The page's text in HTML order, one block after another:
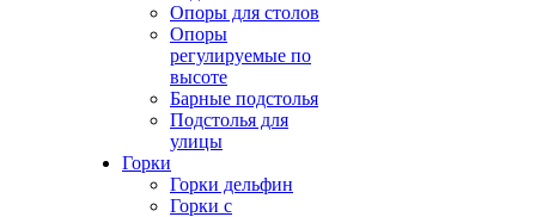
Опоры для столов
Опоры
регулируемые по
высоте
Барные подстолья
Подстолья для
улицы
Горки
Горки дельфин
Горки с